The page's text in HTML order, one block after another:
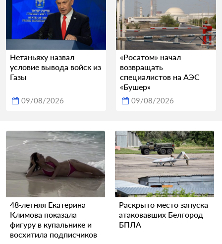
Нетаньяху назвал
условие вывода войск из
Газы
09/08/2026
«Росатом» начал
возвращать
специалистов на АЭС
«Бушер»
09/08/2026
48-летняя Екатерина
Климова показала
фигуру в купальнике и
восхитила подписчиков
Раскрыто место запуска
атаковавших Белгород
БПЛА